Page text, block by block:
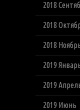
2018
2018
2018
2019
2019
2019 Июнь